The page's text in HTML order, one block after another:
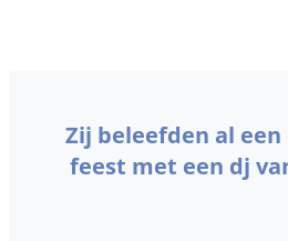
Zij beleefden al
feest met een dj